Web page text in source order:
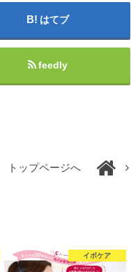
はてブ
feedly
トップページへ
イボケア